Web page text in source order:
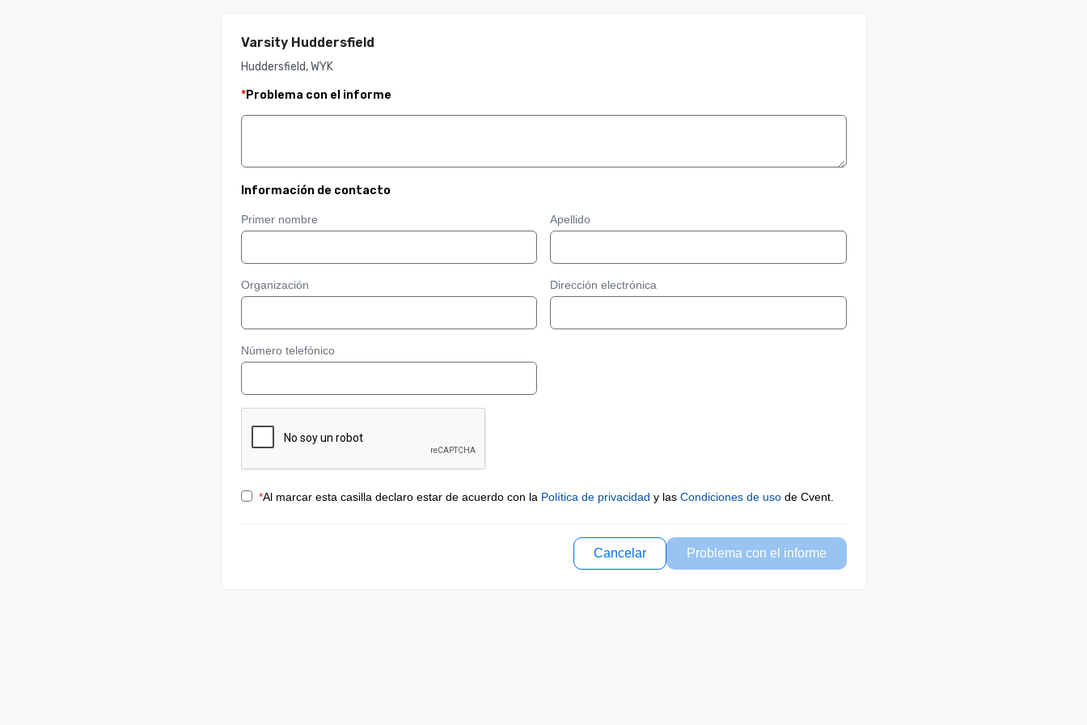
Varsity Huddersfield
Huddersfield, WYK
*Problema con el informe
Información de contacto
Primer nombre Apellido
Organización Dirección electrónica
Número telefónico
*Al marcar esta casilla declaro estar de acuerdo con la Política de privacidad y las Condiciones de usode Cvent.
Cancelar Problema con el informe